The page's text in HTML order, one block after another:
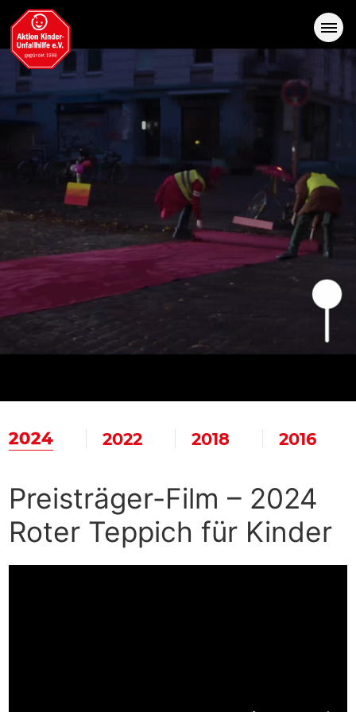
2024 2022 2018 2016
Preisträger-Film – 2024
Roter Teppich für Kinder